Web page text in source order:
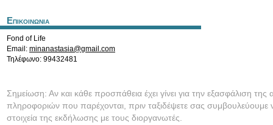
Επικοινωνια
Fond of Life
Email: minanastasia@gmail.com
Τηλέφωνο: 99432481
Σημείωση: Αν και κάθε προσπάθεια έχει γίνει για την εξασφάλιση της
πληροφοριών που παρέχονται, πριν ταξιδέψετε σας συμβουλεύουμε
στοιχεία της εκδήλωσης με τους διοργανωτές.